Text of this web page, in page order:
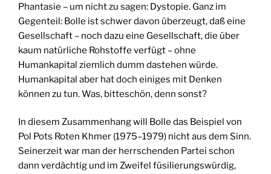
Phantasie – um nicht zu sagen: Dystopie. Ganz im
Gegenteil: Bolle ist schwer davon überzeugt, daß eine
Gesellschaft – noch dazu eine Gesellschaft, die über
kaum natürliche Rohstoffe verfügt – ohne
Humankapital ziemlich dumm dastehen würde.
Humankapital aber hat doch einiges mit Denken
können zu tun. Was, bitteschön, denn sonst?
In diesem Zusammenhang will Bolle das Beispiel von
Pol Pots Roten Khmer (1975–1979) nicht aus dem Sinn.
Seinerzeit war man der herrschenden Partei schon
dann verdächtig und im Zweifel füsilierungswürdig,